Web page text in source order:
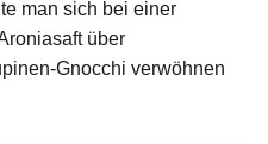
man sich bei einer
über
Gnocchi verwöhnen